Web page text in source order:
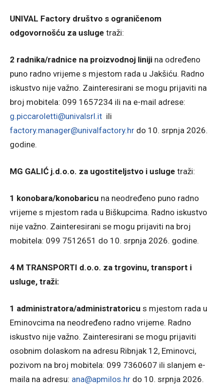
UNIVAL Factory društvo s ograničenom
odgovornošću za usluge traži:
2 radnika/radnice na proizvodnoj liniji na određeno
puno radno vrijeme s mjestom rada u Jakšiću. Radno
iskustvo nije važno. Zainteresirani se mogu prijaviti na
broj mobitela: 099 1657234 ili na e-mail adrese:
g.piccaroletti@univalsrl.it ili
factory.manager@univalfactory.hr do 10. srpnja 2026.
godine.
MG GALIĆ j.d.o.o. za ugostiteljstvo i usluge traži:
1 konobara/konobaricu na neodređeno puno radno
vrijeme s mjestom rada u Biškupcima. Radno iskustvo
nije važno. Zainteresirani se mogu prijaviti na broj
mobitela: 099 7512651 do 10. srpnja 2026. godine.
4 M TRANSPORTI d.o.o. za trgovinu, transport i
usluge, traži:
1 administratora/administratoricu s mjestom rada u
Eminovcima na neodređeno radno vrijeme. Radno
iskustvo nije važno. Zainteresirani se mogu prijaviti
osobnim dolaskom na adresu Ribnjak 12, Eminovci,
pozivom na broj mobitela: 099 7360607 ili slanjem e-
maila na adresu: ana@apmilos.hr do 10. srpnja 2026.